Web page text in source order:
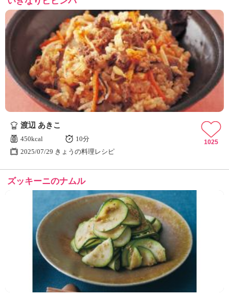
渡辺 あきこ
450kcal
10分
2025/07/29 きょうの料理レシピ
1025
ズッキーニのナムル